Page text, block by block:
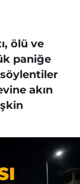
ölü ve
paniğe
söylentiler
akın